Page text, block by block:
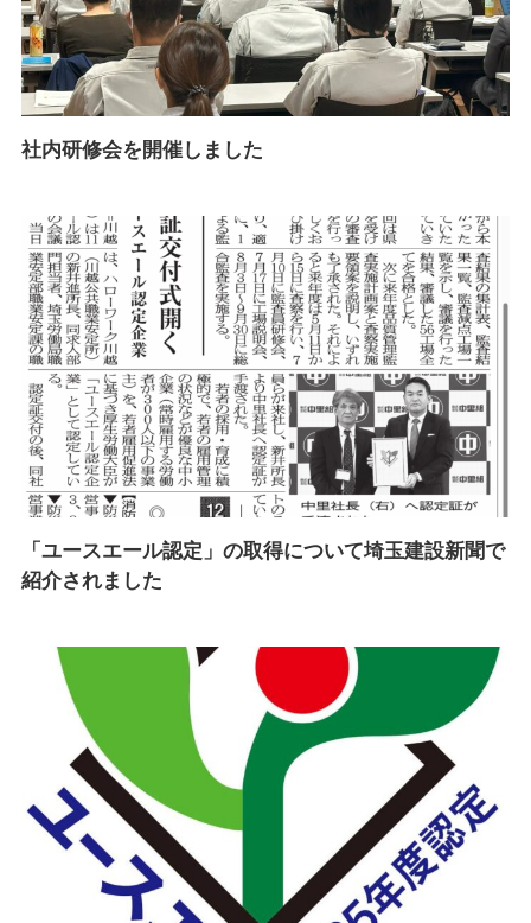
社内研修会を開催しました
「ユースエール認定」の取得について埼玉建設新聞で
紹介されました